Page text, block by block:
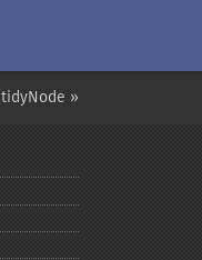
tidyNode »